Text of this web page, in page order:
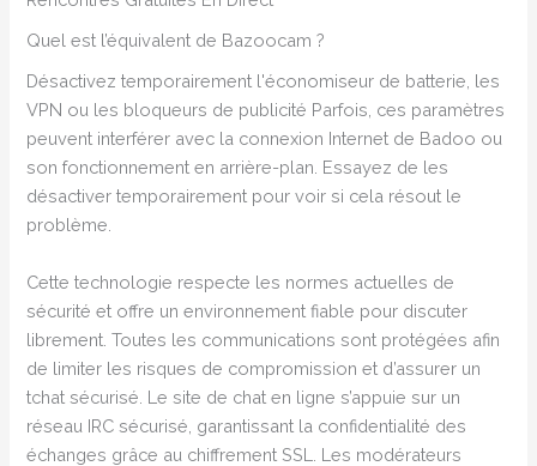
Quel est l’équivalent de Bazoocam ?
Désactivez temporairement l'économiseur de batterie, les
VPN ou les bloqueurs de publicité Parfois, ces paramètres
peuvent interférer avec la connexion Internet de Badoo ou
son fonctionnement en arrière-plan. Essayez de les
désactiver temporairement pour voir si cela résout le
problème.
Cette technologie respecte les normes actuelles de
sécurité et offre un environnement fiable pour discuter
librement. Toutes les communications sont protégées afin
de limiter les risques de compromission et d’assurer un
tchat sécurisé. Le site de chat en ligne s’appuie sur un
réseau IRC sécurisé, garantissant la confidentialité des
échanges grâce au chiffrement SSL. Les modérateurs